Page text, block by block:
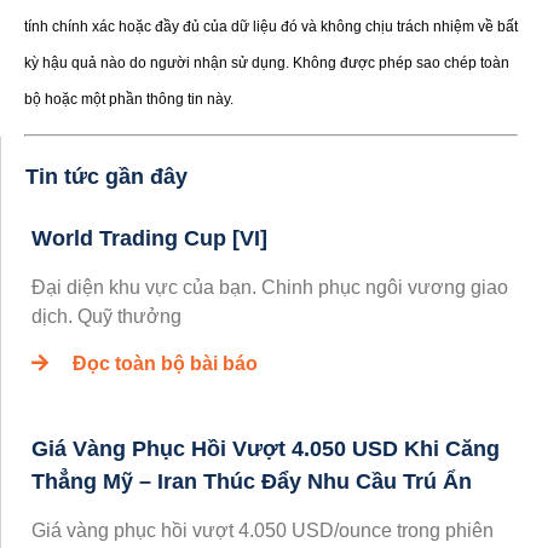
tính chính xác hoặc đầy đủ của dữ liệu đó và không chịu trách nhiệm về bất
kỳ hậu quả nào do người nhận sử dụng. Không được phép sao chép toàn
bộ hoặc một phần thông tin này.
Tin tức gần đây
World Trading Cup [VI]
Đại diện khu vực của bạn. Chinh phục ngôi vương giao
dịch. Quỹ thưởng
Đọc toàn bộ bài báo
Giá Vàng Phục Hồi Vượt 4.050 USD Khi Căng
Thẳng Mỹ – Iran Thúc Đẩy Nhu Cầu Trú Ẩn
Giá vàng phục hồi vượt 4.050 USD/ounce trong phiên